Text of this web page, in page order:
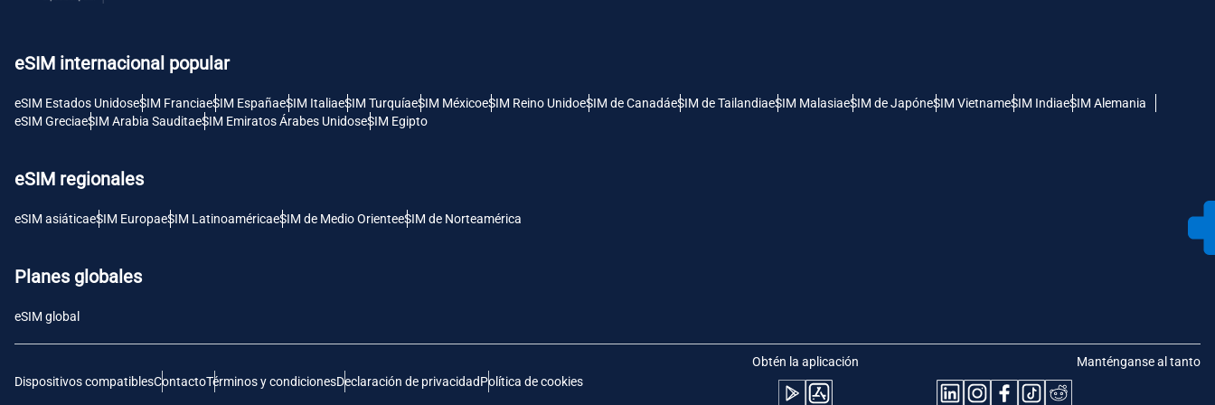
eSIM internacional popular
eSIM Estados UnidoseSIM FranciaeSIM EspañaeSIM ItaliaeSIM TurquíaeSIM MéxicoeSIM Reino UnidoeSIM de CanadáeSIM de TailandiaeSIM MalasiaeSIM de JapóneSIM VietnameSIM IndiaeSIM Alemania
eSIM GreciaeSIM Arabia SauditaeSIM Emiratos Árabes UnidoseSIM Egipto
eSIM regionales
eSIM asiáticaeSIM EuropaeSIM LatinoaméricaeSIM de Medio OrienteeSIM de Norteamérica
Planes globales
eSIM global
Dispositivos compatiblesContactoTérminos y condicionesDeclaración de privacidadPolítica de cookies
Obtén la aplicación Manténganse al tanto
Deutsch
Polski
THB - Baht Tailandés